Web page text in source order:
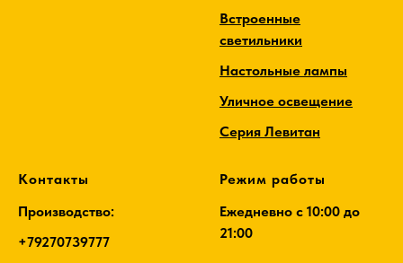
Встроенные
светильники
Настольные лампы
Уличное освещение
Серия Левитан
Контакты
Производство:
+79270739777
Режим работы
Ежедневно c 10:00 до
21:00